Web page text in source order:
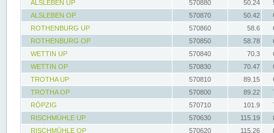
ALSLEBEN UP
570880 50.24
ALSLEBEN OP
570870 50.42
ROTHENBURG UP
570860 58.6
ROTHENBURG OP
570850 58.78
WETTIN UP
570840 70.3
WETTIN OP
570830 70.47
TROTHA UP
570810 89.15
TROTHA OP
570800 89.22
RÖPZIG
570710 101.9
RISCHMÜHLE UP
570630 115.19
RISCHMÜHLE OP
570620 115.26